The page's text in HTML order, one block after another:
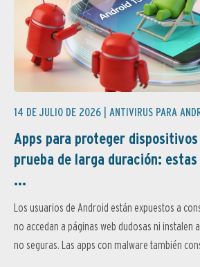
14 DE JULIO DE 2026 | ANTIVIRUS PARA
Apps para proteger
prueba de larga duración:
...
Los usuarios de Android están expuestos a
no accedan a páginas web dudosas ni instalen
no seguras. Las apps con malware también